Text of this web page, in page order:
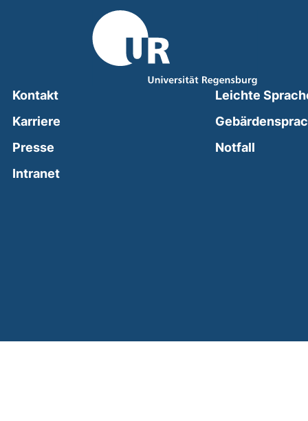
Kontakt
Karriere
Presse
Intranet(external link, opens in a new window)
Leichte
Notfall